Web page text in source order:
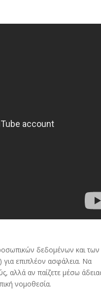
δεδομένων και των
επιπλέον ασφάλεια. Να
, αλλά αν παίζετε μέσω
νομοθεσία.